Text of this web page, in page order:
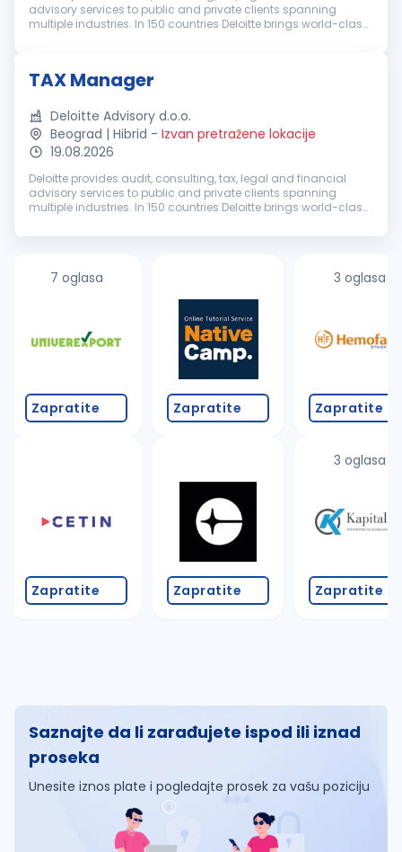
advisory services to public and private clients spanning
multiple industries. In 150 countries Deloitte brings world-class
TAX Manager
Deloitte Advisory d.o.o.
Beograd | Hibrid - Izvan pretražene lokacije
19.08.2026
Deloitte provides audit, consulting, tax, legal and financial
advisory services to public and private clients spanning
multiple industries. In 150 countries Deloitte brings world-class
whe...
7 oglasa
Zapratite
Zapratite
Zapratite
Zapratite
3 oglasa
Zapratite
3 oglasa
Zapratite
Saznajte da li zarađujete ispod ili iznad
proseka
Unesite iznos plate i pogledajte prosek za vašu poziciju